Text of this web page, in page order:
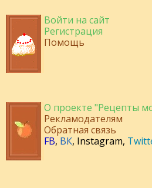
Войти на сайт
Регистрация
Помощь
О проекте "Рецепты
Рекламодателям
Обратная связь
FB, ВК, Instagram,